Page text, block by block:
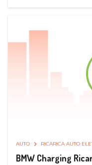
AUTO RICARICA AUTO
BMW Charging